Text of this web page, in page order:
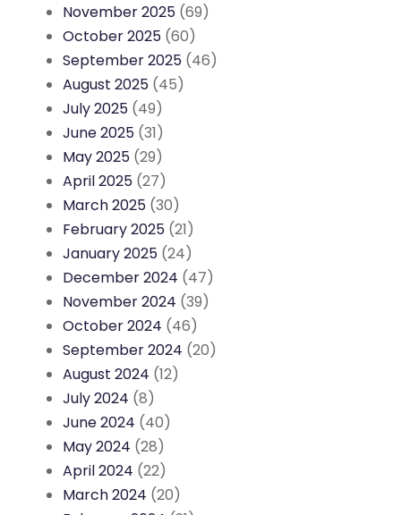
November 2025 (69)
October 2025 (60)
September 2025 (46)
August 2025 (45)
July 2025 (49)
June 2025 (31)
May 2025 (29)
April 2025 (27)
March 2025 (30)
February 2025 (21)
January 2025 (24)
December 2024 (47)
November 2024 (39)
October 2024 (46)
September 2024 (20)
August 2024 (12)
July 2024 (8)
June 2024 (40)
May 2024 (28)
April 2024 (22)
March 2024 (20)